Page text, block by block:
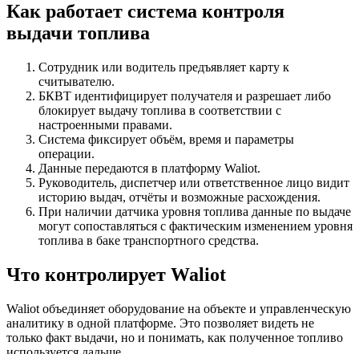
Как работает система контроля
выдачи топлива
Сотрудник или водитель предъявляет карту к
считывателю.
БКВТ идентифицирует получателя и разрешает либо
блокирует выдачу топлива в соответствии с
настроенными правами.
Система фиксирует объём, время и параметры
операции.
Данные передаются в платформу Waliot.
Руководитель, диспетчер или ответственное лицо видит
историю выдач, отчёты и возможные расхождения.
При наличии датчика уровня топлива данные по выдаче
могут сопоставляться с фактическим изменением уровня
топлива в баке транспортного средства.
Что контролирует Waliot
Waliot объединяет оборудование на объекте и управленческую
аналитику в одной платформе. Это позволяет видеть не
только факт выдачи, но и понимать, как полученное топливо